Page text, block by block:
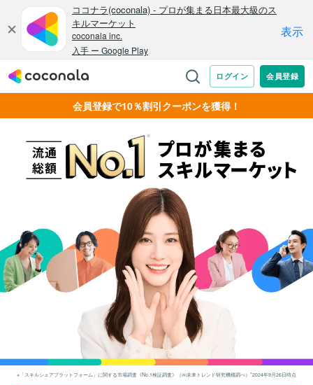
会員登録で10％割引クーポンを獲得！
※「スキルシェアプラットフォーム」に関する市場調査《No.1検証調査》（㈱未来トレンド研究機構調べ）*2024年9⽉26⽇時点